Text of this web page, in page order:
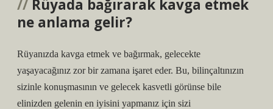
Rüyada bağırarak kavga etmek
ne anlama gelir?
Rüyanızda kavga etmek ve bağırmak, gelecekte
yaşayacağınız zor bir zamana işaret eder. Bu, bilinçaltınızın
sizinle konuşmasının ve gelecek kasvetli görünse bile
elinizden gelenin en iyisini yapmanız için sizi